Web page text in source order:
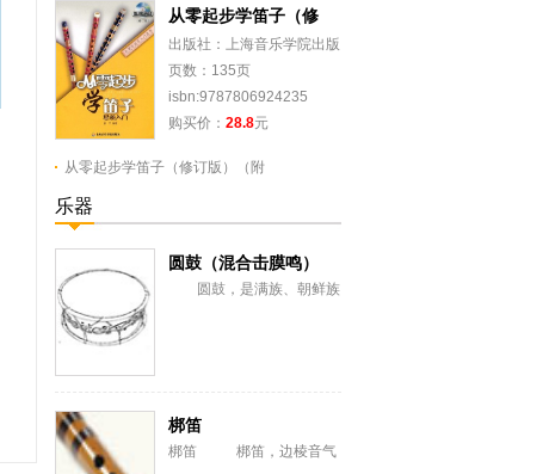
从零起步学笛子（修
出版社：上海音乐学院出版
社
页数：135页
isbn:9787806924235
购买价： 28.8元
从零起步学笛子（修订版）（附
乐器
圆鼓（混合击膜鸣）
圆鼓，是满族、朝鲜族
梆笛
梆笛 梆笛，边棱音气